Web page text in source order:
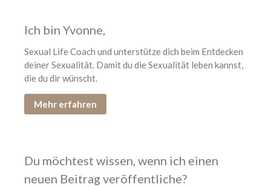
Ich bin Yvonne,
Sexual Life Coach und unterstütze dich beim Entdecken
deiner Sexualität. Damit du die Sexualität leben kannst,
die du dir wünscht.
Mehr erfahren
Du möchtest wissen, wenn ich einen
neuen Beitrag veröffentliche?